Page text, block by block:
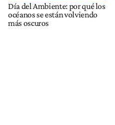
Día del Ambiente: por qué los
océanos se están volviendo
más oscuros